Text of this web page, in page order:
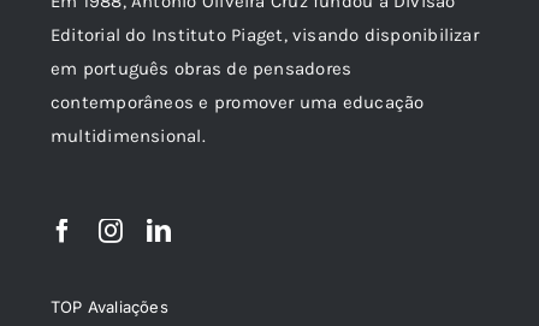
Editorial do Instituto Piaget, visando disponibilizar
em português obras de pensadores
contemporâneos e promover uma educação
multidimensional.
TOP Avaliações